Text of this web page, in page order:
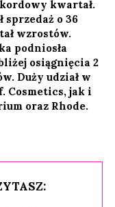
kwartał.
sprzedaż o 36
wzrostów.
podniosła
osiągnięcia 2
Duży udział w
Cosmetics, jak i
oraz Rhode.